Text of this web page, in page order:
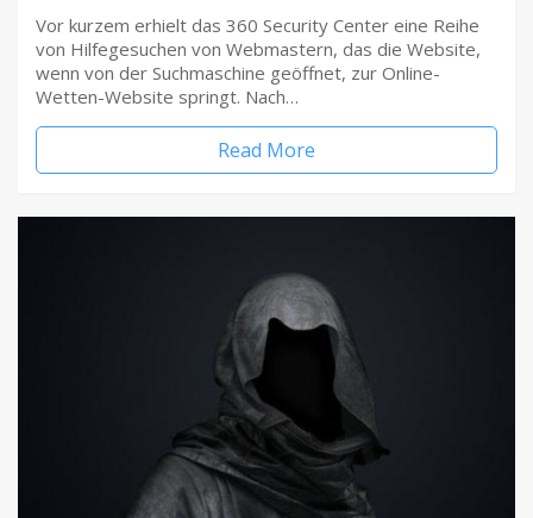
Vor kurzem erhielt das 360 Security Center eine Reihe
von Hilfegesuchen von Webmastern, das die Website,
wenn von der Suchmaschine geöffnet, zur Online-
Wetten-Website springt. Nach…
Read More